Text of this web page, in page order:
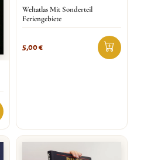
Weltatlas Mit Sonderteil
Feriengebiete
5,00€